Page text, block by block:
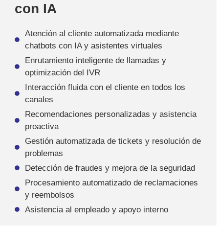
con IA
Atención al cliente automatizada mediante
chatbots con IA y asistentes virtuales
Enrutamiento inteligente de llamadas y
optimización del IVR
Interacción fluida con el cliente en todos los
canales
Recomendaciones personalizadas y asistencia
proactiva
Gestión automatizada de tickets y resolución de
problemas
Detección de fraudes y mejora de la seguridad
Procesamiento automatizado de reclamaciones
y reembolsos
Asistencia al empleado y apoyo interno